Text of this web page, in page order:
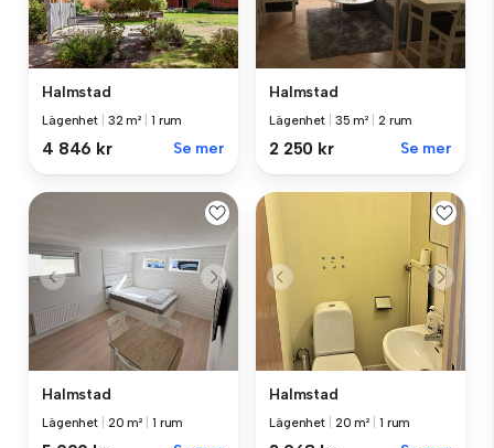
Halmstad
Lägenhet 32 m² 1 rum
4 846 kr Se mer
Halmstad
Lägenhet 35 m² 2 rum
2 250 kr Se mer
Halmstad
Lägenhet 20 m² 1 rum
Halmstad
Lägenhet 20 m² 1 rum